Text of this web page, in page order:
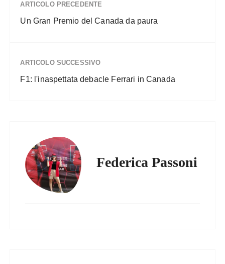
ARTICOLO PRECEDENTE
Un Gran Premio del Canada da paura
ARTICOLO SUCCESSIVO
F1: l'inaspettata debacle Ferrari in Canada
Federica Passoni